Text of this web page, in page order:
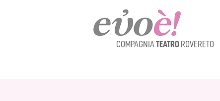
COMPAGNIATEATRO ROVERETO